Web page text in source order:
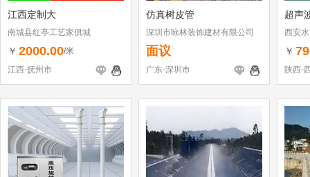
江西定制大
南城县红亭工艺家俱城
￥ 2000.00/米
江西-抚州市
仿真树皮管
深圳市咏林装饰建材有限公司
面议
广东-深圳市
超声
西安
￥
陕西-